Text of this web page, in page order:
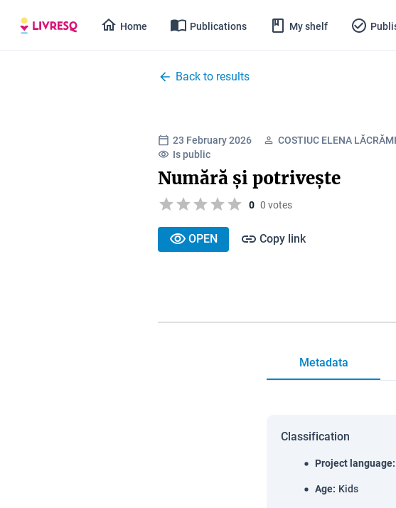
Home Publications My shelf
Back to results
23 February 2026 COSTIUC ELENA
Is public
Numără și potrivește
0 0 votes
OPEN Copy link
Metadata
Classification
Project language:
Age: Kids